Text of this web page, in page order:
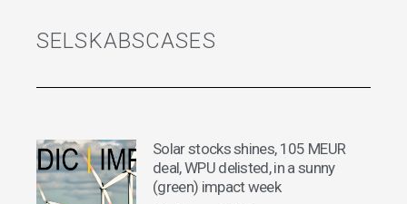
SELSKABSCASES
Solar stocks shines, 105 MEUR
deal, WPU delisted, in a sunny
(green) impact week